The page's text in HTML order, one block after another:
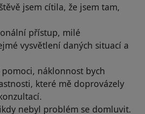
jsem cítila, že jsem tam,
přístup, milé
vysvětlení daných situací a
náklonnost bych
které mě doprovázely
nebyl problém se domluvit.